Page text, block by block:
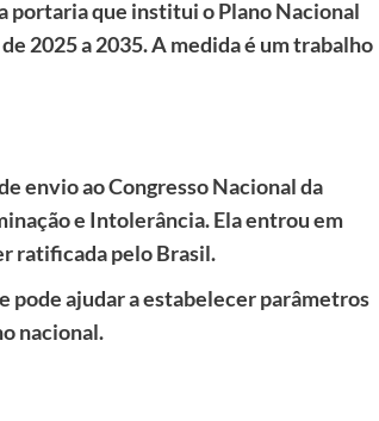
portaria que institui o Plano Nacional
2025 a 2035. A medida é um trabalho
envio ao Congresso Nacional da
e Intolerância. Ela entrou em
ratificada pelo Brasil.
pode ajudar a estabelecer parâmetros
nacional.